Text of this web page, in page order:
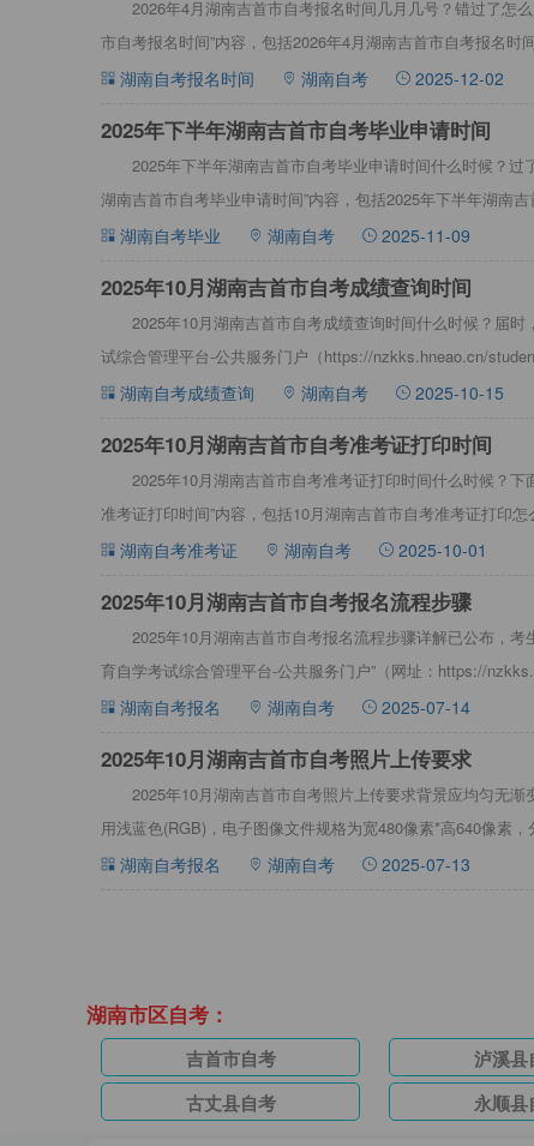
2026年4月湖南吉首市自考报名时间几月几号？错过了怎
市自考报名时间”内容，包括2026年4月湖南吉首市自考报名时
年4月湖
湖南自考报名时间 湖南自考 2025-12-02
2025年下半年湖南吉首市自考毕业申请时间
2025年下半年湖南吉首市自考毕业申请时间什么时候？过
湖南吉首市自考毕业申请时间”内容，包括2025年下半年湖南
等，详情见下：20
湖南自考毕业 湖南自考 2025-11-09
2025年10月湖南吉首市自考成绩查询时间
2025年10月湖南吉首市自考成绩查询时间什么时候？届时
试综合管理平台-公共服务门户（https://nzkks.hneao.cn/
湖南自考成绩查询 湖南自考 2025-10-15
2025年10月湖南吉首市自考准考证打印时间
2025年10月湖南吉首市自考准考证打印时间什么时候？下
准考证打印时间”内容，包括10月湖南吉首市自考准考证打印
2025年10月
湖南自考准考证 湖南自考 2025-10-01
2025年10月湖南吉首市自考报名流程步骤
2025年10月湖南吉首市自考报名流程步骤详解已公布，考
育自学考试综合管理平台-公共服务门户”（网址：https://
湖南自考报名 湖南自考 2025-07-14
2025年10月湖南吉首市自考照片上传要求
2025年10月湖南吉首市自考照片上传要求背景应均匀无
用浅蓝色(RGB)，电子图像文件规格为宽480像素*高640像素
见下湖南自考报名 湖南自考 2025-07-13
湖南市区自考：
吉首市自考 泸溪县
古丈县自考
永顺县